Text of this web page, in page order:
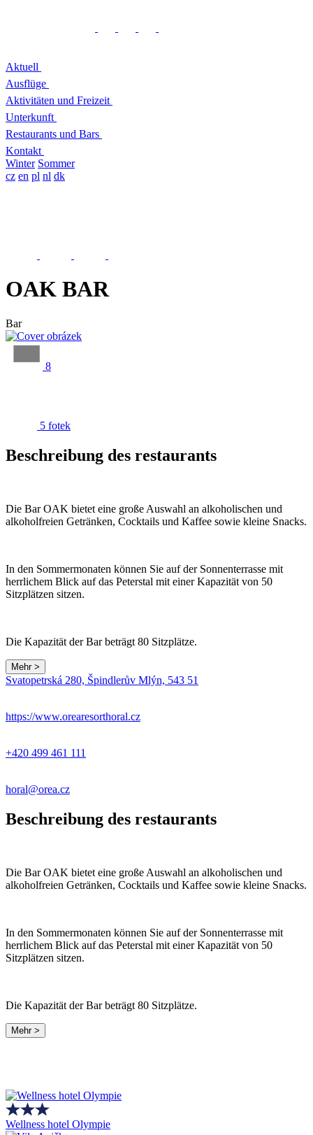
Aktuell
Ausflüge
Aktivitäten und Freizeit
Unterkunft
Restaurants und Bars
Kontakt
Winter Sommer
cz en pl nl dk
OAK BAR
Bar
8
5 fotek
Beschreibung des restaurants
Die Bar OAK bietet eine große Auswahl an alkoholischen und
alkoholfreien Getränken, Cocktails und Kaffee sowie kleine Snacks.
In den Sommermonaten können Sie auf der Sonnenterrasse mit
herrlichem Blick auf das Peterstal mit einer Kapazität von 50
Sitzplätzen sitzen.
Die Kapazität der Bar beträgt 80 Sitzplätze.
Mehr >
−
Svatopetrská 280, Špindlerův Mlýn, 543 51
https://www.orearesorthoral.cz
+420 499 461 111
horal@orea.cz
Beschreibung des restaurants
Die Bar OAK bietet eine große Auswahl an alkoholischen und
alkoholfreien Getränken, Cocktails und Kaffee sowie kleine Snacks.
In den Sommermonaten können Sie auf der Sonnenterrasse mit
herrlichem Blick auf das Peterstal mit einer Kapazität von 50
Sitzplätzen sitzen.
Die Kapazität der Bar beträgt 80 Sitzplätze.
Mehr >
Wellness hotel Olympie